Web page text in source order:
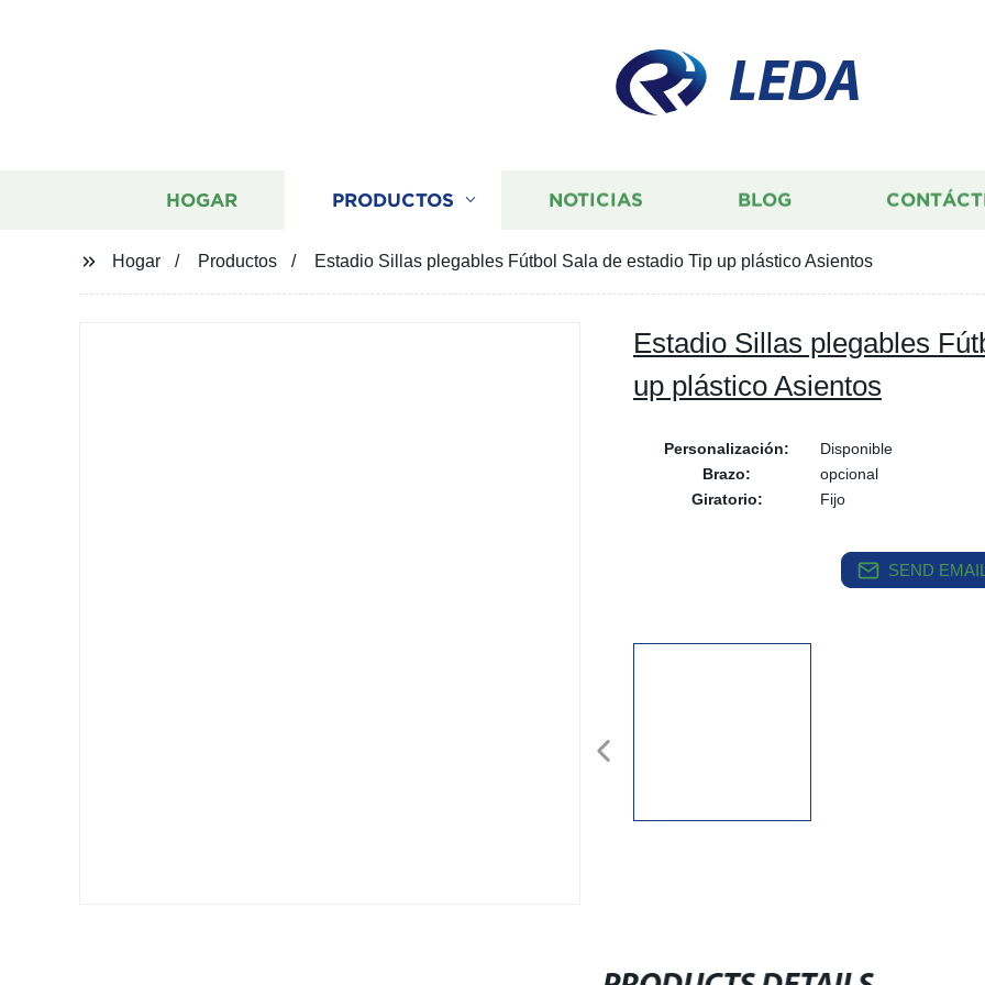
LEDA
HOGAR PRODUCTOS NOTICIAS BLOG
Hogar Productos Estadio Sillas plegables Fútbol Sala de estadio Tip up plástico Asientos
Estadio Sillas plegables
up plástico Asientos
Personalización:
Disponible
Brazo:
opcional
Giratorio:
Fijo
SEND